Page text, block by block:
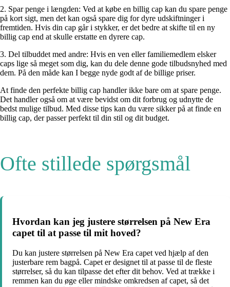
2. Spar penge i længden: Ved at købe en billig cap kan du spare penge
på kort sigt, men det kan også spare dig for dyre udskiftninger i
fremtiden. Hvis din cap går i stykker, er det bedre at skifte til en ny
billig cap end at skulle erstatte en dyrere cap.
3. Del tilbuddet med andre: Hvis en ven eller familiemedlem elsker
caps lige så meget som dig, kan du dele denne gode tilbudsnyhed med
dem. På den måde kan I begge nyde godt af de billige priser.
At finde den perfekte billig cap handler ikke bare om at spare penge.
Det handler også om at være bevidst om dit forbrug og udnytte de
bedst mulige tilbud. Med disse tips kan du være sikker på at finde en
billig cap, der passer perfekt til din stil og dit budget.
Ofte stillede spørgsmål
Hvordan kan jeg justere størrelsen på New Era
capet til at passe til mit hoved?
Du kan justere størrelsen på New Era capet ved hjælp af den
justerbare rem bagpå. Capet er designet til at passe til de fleste
størrelser, så du kan tilpasse det efter dit behov. Ved at trække i
remmen kan du øge eller mindske omkredsen af capet, så det